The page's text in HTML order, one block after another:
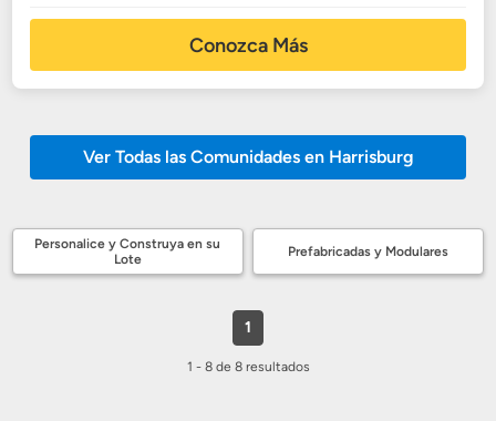
Conozca Más
Ver Todas las Comunidades en Harrisburg
Personalice y Construya en su
Lote
Prefabricadas y Modulares
1
1 - 8 de 8 resultados